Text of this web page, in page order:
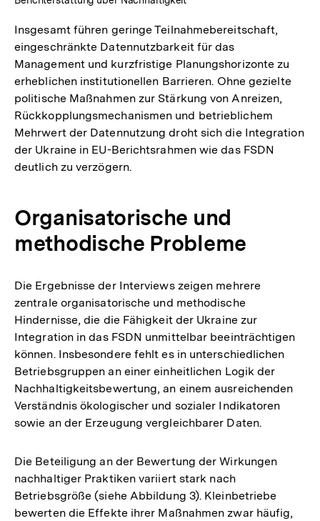
Insgesamt führen geringe Teilnahmebereitschaft,
eingeschränkte Datennutzbarkeit für das
Management und kurzfristige Planungshorizonte zu
erheblichen institutionellen Barrieren. Ohne gezielte
politische Maßnahmen zur Stärkung von Anreizen,
Rückkopplungsmechanismen und betrieblichem
Mehrwert der Datennutzung droht sich die Integration
der Ukraine in EU-Berichtsrahmen wie das FSDN
deutlich zu verzögern.
Organisatorische und
methodische Probleme
Die Ergebnisse der Interviews zeigen mehrere
zentrale organisatorische und methodische
Hindernisse, die die Fähigkeit der Ukraine zur
Integration in das FSDN unmittelbar beeinträchtigen
können. Insbesondere fehlt es in unterschiedlichen
Betriebsgruppen an einer einheitlichen Logik der
Nachhaltigkeitsbewertung, an einem ausreichenden
Verständnis ökologischer und sozialer Indikatoren
sowie an der Erzeugung vergleichbarer Daten.
Die Beteiligung an der Bewertung der Wirkungen
nachhaltiger Praktiken variiert stark nach
Betriebsgröße (siehe Abbildung 3). Kleinbetriebe
bewerten die Effekte ihrer Maßnahmen zwar häufig,